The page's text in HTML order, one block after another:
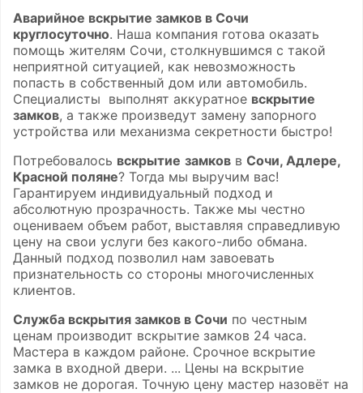
Аварийное вскрытие замков в Сочи
круглосуточно. Наша компания готова оказать
помощь жителям Сочи, столкнувшимся с такой
неприятной ситуацией, как невозможность
попасть в собственный дом или автомобиль.
Специалисты выполнят аккуратное вскрытие
замков, а также произведут замену запорного
устройства или механизма секретности быстро!
Потребовалось вскрытие замков в Сочи, Адлере,
Красной поляне? Тогда мы выручим вас!
Гарантируем индивидуальный подход и
абсолютную прозрачность. Также мы честно
оцениваем объем работ, выставляя справедливую
цену на свои услуги без какого-либо обмана.
Данный подход позволил нам завоевать
признательность со стороны многочисленных
клиентов.
Служба вскрытия замков в Сочи по честным
ценам производит вскрытие замков 24 часа.
Мастера в каждом районе. Срочное вскрытие
замка в входной двери. ... Цены на вскрытие
замков не дорогая. Точную цену мастер назовёт на